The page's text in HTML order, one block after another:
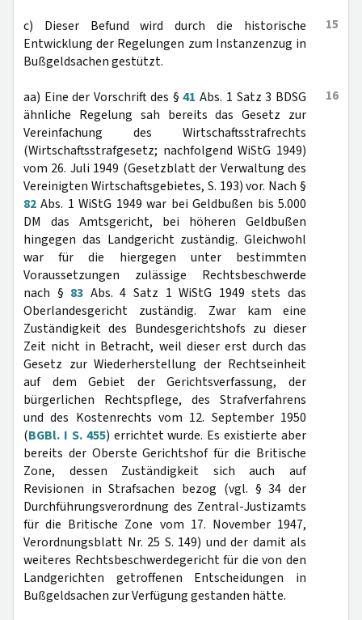
15
c) Dieser Befund wird durch die historische
Entwicklung der Regelungen zum Instanzenzug in
Bußgeldsachen gestützt.
16
aa) Eine der Vorschrift des §41 Abs. 1 Satz 3 BDSG
ähnliche Regelung sah bereits das Gesetz zur
Vereinfachung des Wirtschaftsstrafrechts
(Wirtschaftsstrafgesetz; nachfolgend WiStG 1949)
vom 26. Juli 1949 (Gesetzblatt der Verwaltung des
Vereinigten Wirtschaftsgebietes, S. 193) vor. Nach §
82 Abs. 1 WiStG 1949 war bei Geldbußen bis 5.000
DM das Amtsgericht, bei höheren Geldbußen
hingegen das Landgericht zuständig. Gleichwohl
war für die hiergegen unter bestimmten
Voraussetzungen zulässige Rechtsbeschwerde
nach § 83 Abs. 4 Satz 1 WiStG 1949 stets das
Oberlandesgericht zuständig. Zwar kam eine
Zuständigkeit des Bundesgerichtshofs zu dieser
Zeit nicht in Betracht, weil dieser erst durch das
Gesetz zur Wiederherstellung der Rechtseinheit
auf dem Gebiet der Gerichtsverfassung, der
bürgerlichen Rechtspflege, des Strafverfahrens
und des Kostenrechts vom 12. September 1950
(BGBl. I S. 455) errichtet wurde. Es existierte aber
bereits der Oberste Gerichtshof für die Britische
Zone, dessen Zuständigkeit sich auch auf
Revisionen in Strafsachen bezog (vgl. § 34 der
Durchführungsverordnung des Zentral-Justizamts
für die Britische Zone vom 17. November 1947,
Verordnungsblatt Nr. 25 S. 149) und der damit als
weiteres Rechtsbeschwerdegericht für die von den
Landgerichten getroffenen Entscheidungen in
Bußgeldsachen zur Verfügung gestanden hätte.